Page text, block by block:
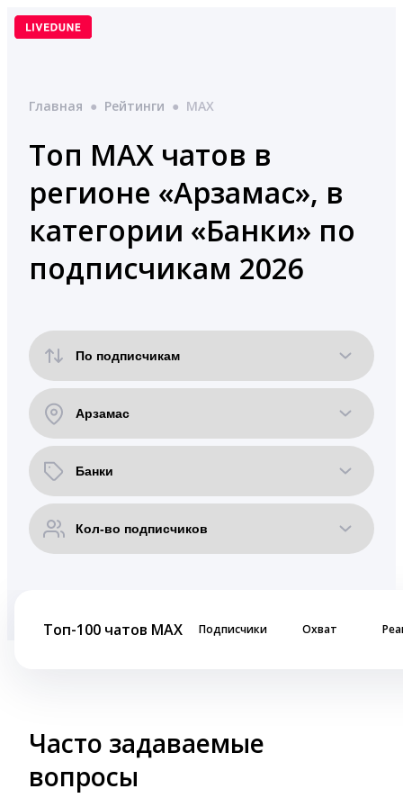
Перейти
Главная ● Рейтинги ● MAX
Топ MAX чатов в
регионе «Арзамас», в
категории «Банки» по
подписчикам 2026
Топ-100 чатов MAX Подписчики Охват
Часто задаваемые
вопросы